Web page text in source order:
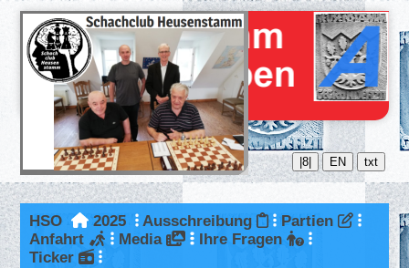
|8| EN txt
HSO 2025 Ausschreibung
Partien
Anfahrt
Media
Ihre Fragen
Ticker